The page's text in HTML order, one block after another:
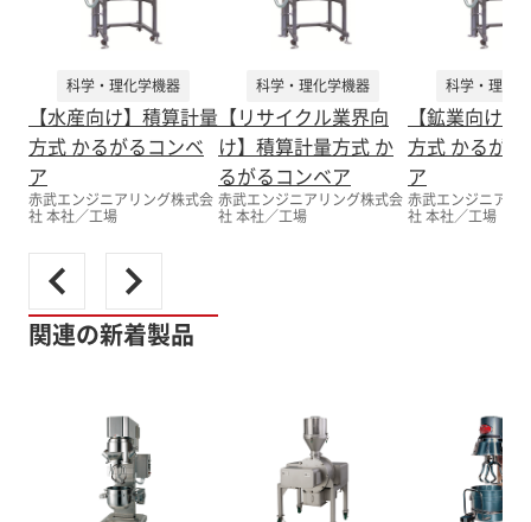
科学・理化学機器
【水産向け】積算計量
方式 かるがるコンベ
ア
赤武エンジニアリング株式会
社 本社／工場
科学・理化学機器
【リサイクル業界向
け】積算計量方式 か
るがるコンベア
赤武エンジニアリング株式会
社 本社／工場
科学・理化
【鉱業向け
方式 かるが
ア
赤武エンジニアリ
社 本社／工場
関連の新着製品